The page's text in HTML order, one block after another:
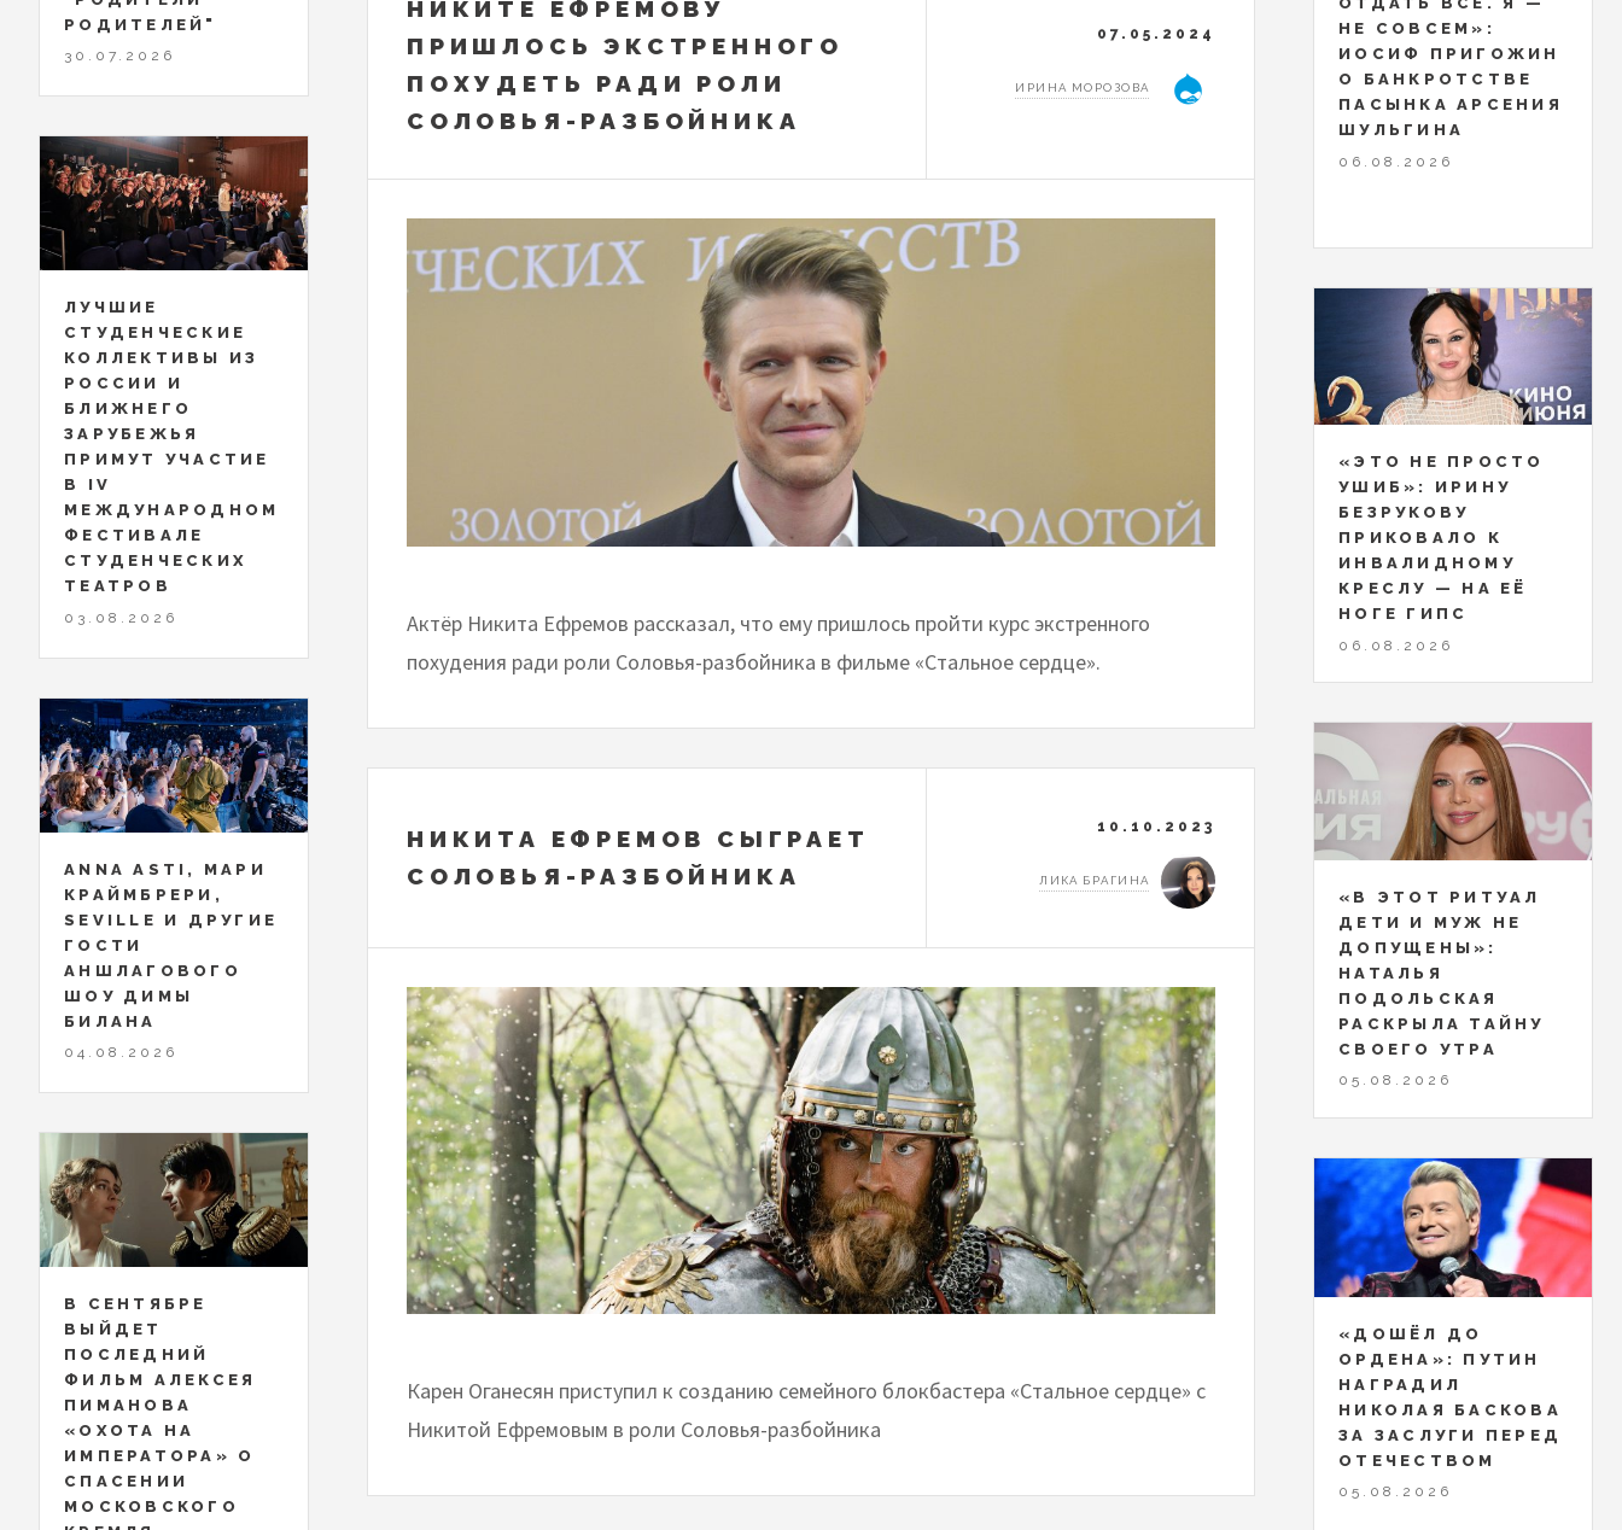
НИКИТЕ ЕФРЕМОВУ
ПРИШЛОСЬ ЭКСТРЕННОГО
ПОХУДЕТЬ РАДИ РОЛИ
СОЛОВЬЯ-РАЗБОЙНИКА
07.05.2024
ИРИНА МОРОЗОВА
Актёр Никита Ефремов рассказал, что ему пришлось пройти курс экстренного
похудения ради роли Соловья-разбойника в фильме «Стальное сердце».
НИКИТА ЕФРЕМОВ СЫГРАЕТ
СОЛОВЬЯ-РАЗБОЙНИКА
10.10.2023
ЛИКА БРАГИНА
Карен Оганесян приступил к созданию семейного блокбастера «Стальное сердце» с
Никитой Ефремовым в роли Соловья-разбойника
РОДИТЕЛЕЙ"
30.07.2026
ЛУЧШИЕ
СТУДЕНЧЕСКИЕ
КОЛЛЕКТИВЫ ИЗ
РОССИИ И
БЛИЖНЕГО
ЗАРУБЕЖЬЯ
ПРИМУТ УЧАСТИЕ
В IV
МЕЖДУНАРОДНОМ
ФЕСТИВАЛЕ
СТУДЕНЧЕСКИХ
ТЕАТРОВ
03.08.2026
ANNA ASTI, МАРИ
КРАЙМБРЕРИ,
SEVILLE И ДРУГИЕ
ГОСТИ
АНШЛАГОВОГО
ШОУ ДИМЫ
БИЛАНА
04.08.2026
В СЕНТЯБРЕ
ВЫЙДЕТ
ПОСЛЕДНИЙ
ФИЛЬМ АЛЕКСЕЯ
ПИМАНОВА
«ОХОТА НА
ИМПЕРАТОРА» О
СПАСЕНИИ
МОСКОВСКОГО
НЕ СОВСЕМ»:
ИОСИФ ПРИГОЖИН
О БАНКРОТСТВЕ
ПАСЫНКА АРСЕНИЯ
ШУЛЬГИНА
06.08.2026
«ЭТО НЕ ПРОСТО
УШИБ»: ИРИНУ
БЕЗРУКОВУ
ПРИКОВАЛО К
ИНВАЛИДНОМУ
КРЕСЛУ — НА ЕЁ
НОГЕ ГИПС
06.08.2026
«В ЭТОТ РИТУАЛ
ДЕТИ И МУЖ НЕ
ДОПУЩЕНЫ»:
НАТАЛЬЯ
ПОДОЛЬСКАЯ
РАСКРЫЛА ТАЙНУ
СВОЕГО УТРА
05.08.2026
«ДОШЁЛ ДО
ОРДЕНА»: ПУТИН
НАГРАДИЛ
НИКОЛАЯ БАСКОВА
ЗА ЗАСЛУГИ ПЕРЕД
ОТЕЧЕСТВОМ
05.08.2026